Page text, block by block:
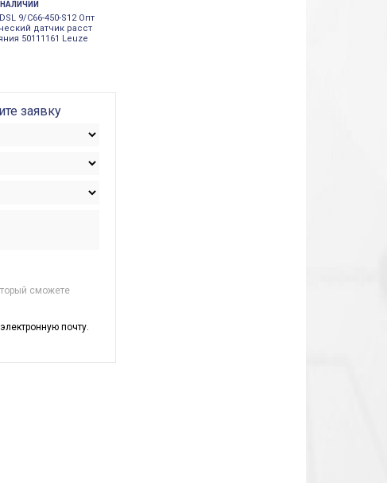
НАЛИЧИИ
9/C66-450-S12 Опт
датчик расст
50111161 Leuze
заявку
сможете
почту.